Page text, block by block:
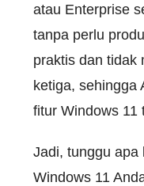
atau Enterprise
tanpa perlu
praktis dan tidak
ketiga, sehingga
fitur Windows 11
Jadi, tunggu apa
Windows 11